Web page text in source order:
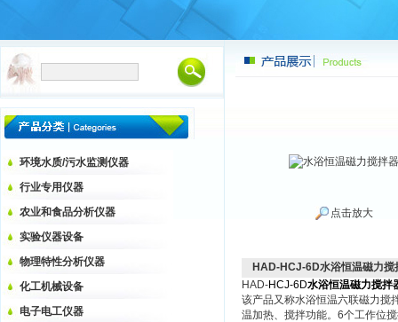
环境水质/污水监测仪器
行业专用仪器
农业和食品分析仪器
实验仪器设备
物理特性分析仪器
化工机械设备
电子电工仪器
点击放大
HAD-HCJ-6D水浴恒温磁力搅
HAD-HCJ-6D水浴恒温磁力搅拌
该产品又称水浴恒温六联磁力搅
温加热、搅拌功能。6个工作位